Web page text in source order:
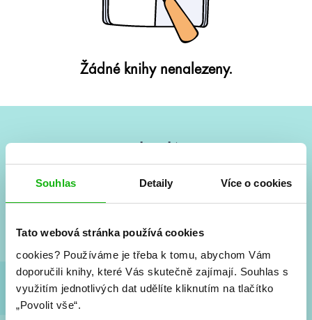
Souhlas Detaily Více o cookies
Tato webová stránka používá cookies
cookies? Používáme je třeba k tomu, abychom Vám
doporučili knihy, které Vás skutečně zajímají. Souhlas s
využitím jednotlivých dat udělíte kliknutím na tlačítko
„Povolit vše“.
Žádné knihy nenalezeny.
Vše kolem #youngadult každý měsíc rovnou do mailu!
a seriálové adaptace a další.